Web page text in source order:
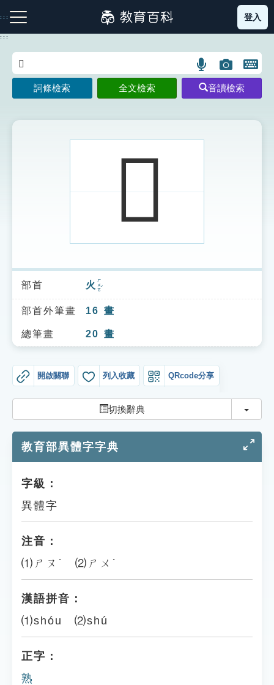
到
主
:::
注音索引圖示 筆畫索引圖示 部首索引表圖示
索引選單
知識索引
單字索引
遊戲專區
教學應用
貓頭鷹博士
登入
:::
語
言
搜
示
圖
片
搜
開
鍵
圖
詞條檢索 全文檢索 音讀檢索
𤒆
部首 火 ㄏㄨㄛˇ
部首外筆畫 16 畫
總筆畫 20 畫
開啟關聯 列入收藏 QRcode分享
切換辭典 切換
教育部異體字字典
字級：
異體字
注音：
⑴ㄕㄡˊ ⑵ㄕㄨˊ
漢語拼音：
⑴shóu ⑵shú
正字：
熟